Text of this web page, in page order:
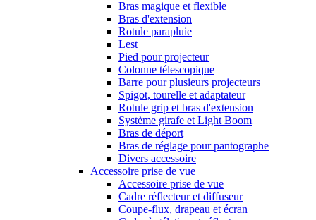
Bras magique et flexible
Bras d'extension
Rotule parapluie
Lest
Pied pour projecteur
Colonne télescopique
Barre pour plusieurs projecteurs
Spigot, tourelle et adaptateur
Rotule grip et bras d'extension
Système girafe et Light Boom
Bras de déport
Bras de réglage pour pantographe
Divers accessoire
Accessoire prise de vue
Accessoire prise de vue
Cadre réflecteur et diffuseur
Coupe-flux, drapeau et écran